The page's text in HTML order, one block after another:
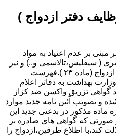
دفتر ازدواج )
بر عدم اعتیاد به مواد
( سیفلیس،تالاسمی و..) و نیز
واکسیناسیون زوجین،قبل از ثبت ازدواج (ماده ۲۳ ).فهرست
بهداشت به دفاتر اعلام
گواهی تزریق واکسن ضد کزاز
و تصویب آئین نامه جدید موارد
مذکور در بدعتی جدید این
در صورتی که گواهی های صادره بر
کند،با اطلاع طرفین،ازدواج را